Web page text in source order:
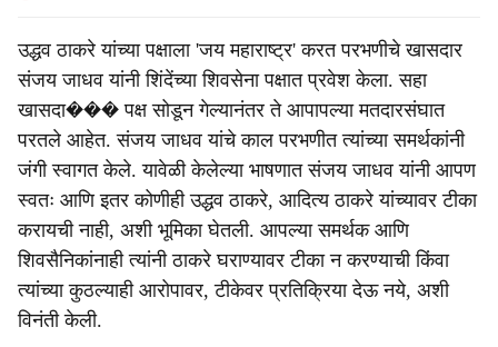
उद्धव ठाकरे यांच्या पक्षाला 'जय महाराष्ट्र' करत परभणीचे खासदार
संजय जाधव यांनी शिंदेंच्या शिवसेना पक्षात प्रवेश केला. सहा
खासदा��� पक्ष सोडून गेल्यानंतर ते आपापल्या मतदारसंघात
परतले आहेत. संजय जाधव यांचे काल परभणीत त्यांच्या समर्थकांनी
जंगी स्वागत केले. यावेळी केलेल्या भाषणात संजय जाधव यांनी आपण
स्वतः आणि इतर कोणीही उद्धव ठाकरे, आदित्य ठाकरे यांच्यावर टीका
करायची नाही, अशी भूमिका घेतली. आपल्या समर्थक आणि
शिवसैनिकांनाही त्यांनी ठाकरे घराण्यावर टीका न करण्याची किंवा
त्यांच्या कुठल्याही आरोपावर, टीकेवर प्रतिक्रिया देऊ नये, अशी
विनंती केली.